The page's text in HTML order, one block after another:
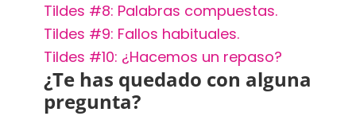
Tildes #8: Palabras compuestas.
Tildes #9: Fallos habituales.
Tildes #10: ¿Hacemos un repaso?
¿Te has quedado con alguna
pregunta?